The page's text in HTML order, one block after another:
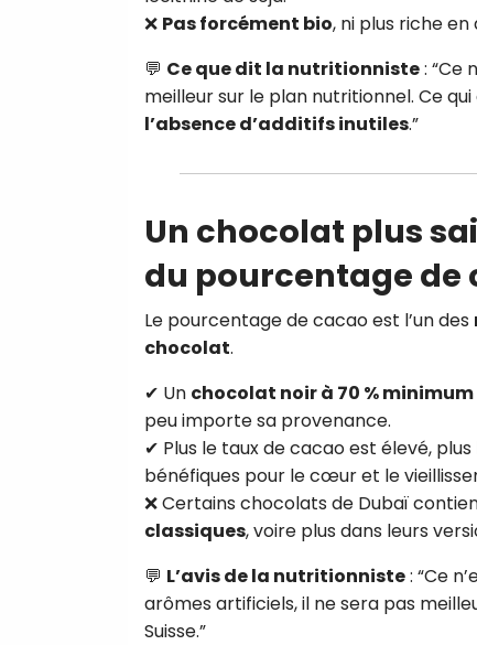
❌ Pas forcément bio, ni plus riche
💬 Ce que dit la nutritionniste: “Ce
meilleur sur le plan nutritionnel. Ce
l’absence d’additifs inutiles.”
Un chocolat plus
du pourcentage de
Le pourcentage de cacao est l’un des
chocolat.
✔ Un chocolat noir à 70 % minimum
peu importe sa provenance.
✔ Plus le taux de cacao est élevé,
bénéfiques pour le cœur et le
❌ Certains chocolats de Dubaï
classiques, voire plus dans leurs
💬 L’avis de la nutritionniste: “Ce
arômes artificiels, il ne sera pas
Suisse.”